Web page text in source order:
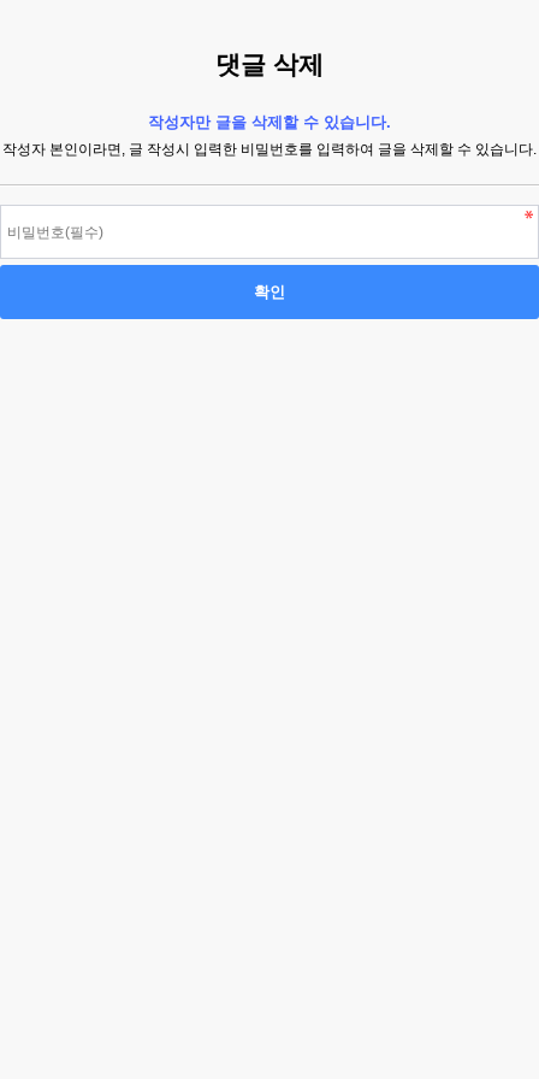
댓글 삭제
작성자만 글을 삭제할 수 있습니다.
작성자 본인이라면, 글 작성시 입력한 비밀번호를 입력하여 글을 삭제할 수 있습니다.